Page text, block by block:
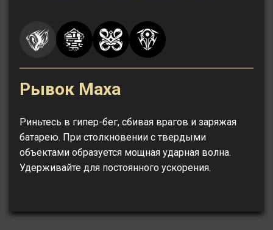
Рывок Маха
Риньтесь в гипер-бег, сбивая врагов и заряжая
батарею. При столкновении с твердыми
объектами образуется мощная ударная волна.
Удерживайте для постоянного ускорения.